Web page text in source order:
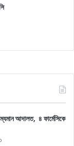
আদালত, ৪ ফার্মেসিকে